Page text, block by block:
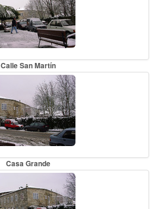
Calle San Martín
Casa Grande